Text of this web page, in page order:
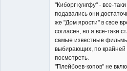
"Киборг кунгфу" - все-
подавались они
же "Дом ярости" в свое
согласен, но я все-таки
самые известные
выбирающих, по крайней
посмотреть.
"Плейбоев-копов" не